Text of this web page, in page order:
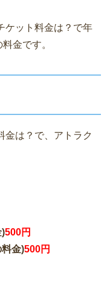
ケット料金は？で年
金です。
金は？で、アトラク
)500円
料金)500円